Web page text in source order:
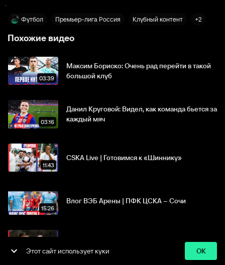
Футбол Премьер-лига Россия Клубный контент +2
Похожие видео
03:39
Максим Бориско: Очень рад перейти в такой
большой клуб
03:16
Данил Круговой: Видел, как команда бьется за
каждый мяч
11:43
CSKA Live | Готовимся к «Шиннику»
15:26
Влог ВЭБ Арены | ПФК ЦСКА – Сочи
06:05
Все права защищены
Этот сайт использует куки OK